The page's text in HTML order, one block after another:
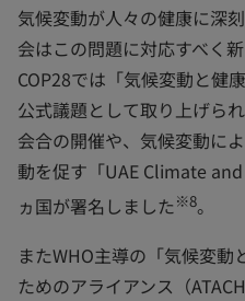
気候変動が人々の健康に深
会はこの問題に対応すべく
COP28では「気候変動と健
公式議題として取り上げら
会合の開催や、気候変動に
動を促す「UAE Climate
ヵ国が署名しました※8。
またWHO主導の「気候変
ためのアライアンス（